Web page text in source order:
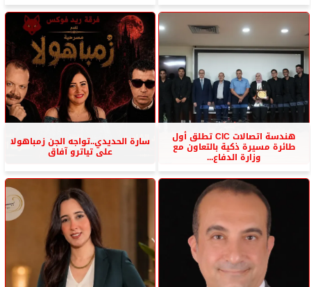
هندسة اتصالات CIC تطلق أول
طائرة مسيرة ذكية بالتعاون مع
وزارة الدفاع...
سارة الحديدي..تواجه الجن زمباهولا
على تياترو آفاق